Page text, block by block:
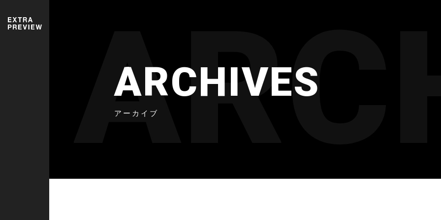
ARCHIVES
アーカイブ